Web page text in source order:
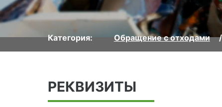
Категория: Обращение с отходами
РЕКВИЗИТЫ